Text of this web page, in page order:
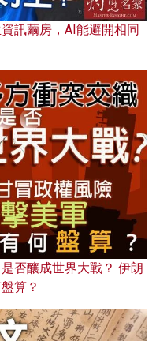
訊繭房，AI能避開相同
否釀成世界大戰？ 伊朗
算？